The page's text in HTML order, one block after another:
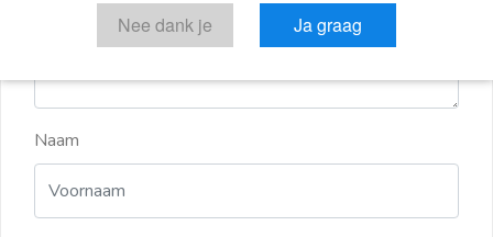
Naam
Nee dank je Ja graag